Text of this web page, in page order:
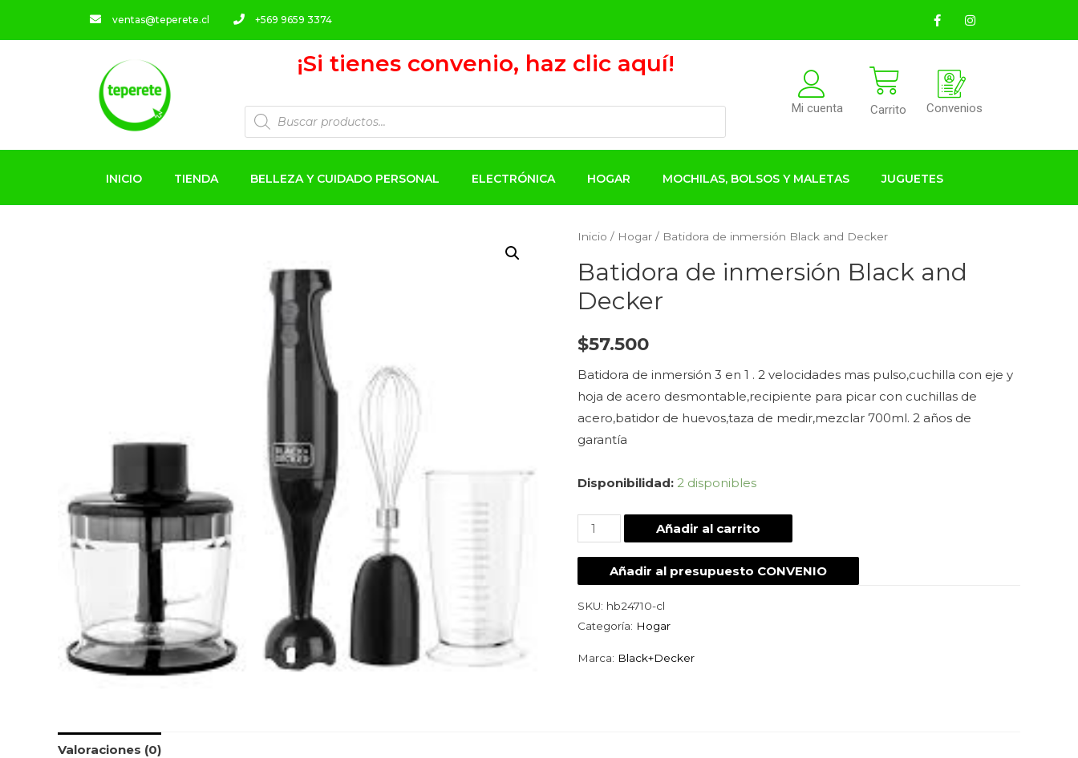
ventas@teperete.cl +569 9659 3374
¡Si tienes convenio, haz clic aquí!
Mi cuenta Carrito Convenios
INICIO TIENDA BELLEZA Y CUIDADO PERSONAL ELECTRÓNICA HOGAR MOCHILAS, BOLSOS Y MALETAS JUGUETES
Inicio / Hogar / Batidora de inmersión Black and Decker
Batidora de inmersión Black and
Decker
$57.500
Batidora de inmersión 3 en 1 . 2 velocidades mas pulso,cuchilla con eje y
hoja de acero desmontable,recipiente para picar con cuchillas de
acero,batidor de huevos,taza de medir,mezclar 700ml. 2 años de
garantía
Disponibilidad: 2 disponibles
Añadir al carrito
Añadir al presupuesto CONVENIO
SKU: hb24710-cl
Categoría: Hogar
Marca: Black+Decker
Valoraciones (0)